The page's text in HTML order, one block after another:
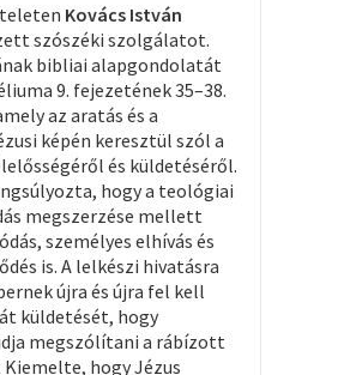
Kovács István
szószéki szolgálatot.
bibliai alapgondolatát
9. fejezetének 35–38.
az aratás és a
képén keresztül szól a
és küldetéséről.
hogy a teológiai
megszerzése mellett
személyes elhívás és
is. A lelkészi hivatásra
újra és újra fel kell
küldetését, hogy
megszólítani a rábízott
hogy Jézus